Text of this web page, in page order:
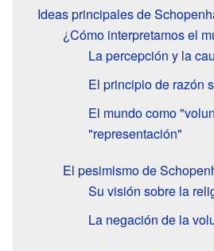
Ideas principales de
¿Cómo interpretamos el
La percepción y la
El principio de razón
El mundo como
"representación"
El pesimismo de
Su visión sobre la
La negación de la